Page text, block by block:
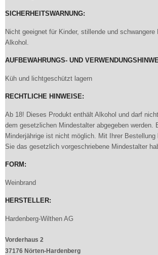
SICHERHEITSWARNUNG:
Nicht geeignet für Kinder, stillende und schwangere
Alkohol.
AUFBEWAHRUNGS- UND
Küh und lichtgeschützt lagern
RECHTLICHE HINWEISE:
Ab 18! Dieses Produkt enthält Alkohol und darf
dem gesetzlichen Mindestalter abgegeben werden.
Minderjährige ist nicht möglich. Mit Ihrer
Sie das gesetzlich vorgeschriebene Mindestalter
FORM:
Weinbrand
HERSTELLER:
Hardenberg-Wilthen AG
Vorderhaus 2
37176 Nörten-Hardenberg